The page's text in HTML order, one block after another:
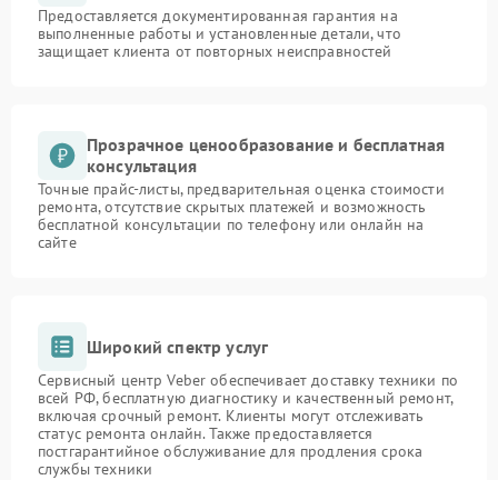
Предоставляется документированная гарантия на
выполненные работы и установленные детали, что
защищает клиента от повторных неисправностей
Прозрачное ценообразование и бесплатная
консультация
Точные прайс-листы, предварительная оценка стоимости
ремонта, отсутствие скрытых платежей и возможность
бесплатной консультации по телефону или онлайн на
сайте
Широкий спектр услуг
Сервисный центр Veber обеспечивает доставку техники по
всей РФ, бесплатную диагностику и качественный ремонт,
включая срочный ремонт. Клиенты могут отслеживать
статус ремонта онлайн. Также предоставляется
постгарантийное обслуживание для продления срока
службы техники